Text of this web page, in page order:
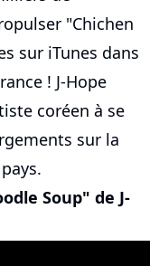
"Chichen
sur iTunes dans
! J-Hope
coréen à se
sur la
Soup" de J-